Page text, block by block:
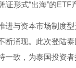
形式“出海”的ETF
进与资本市场制度
断涌现。此次登陆
致，为泰国投资